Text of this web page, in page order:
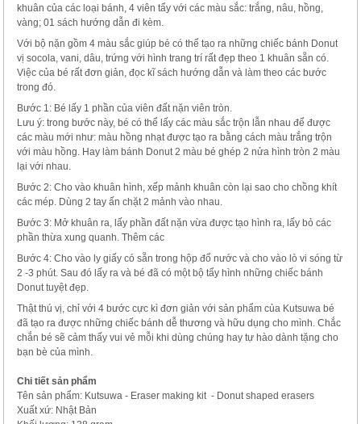
khuân của các loại bánh, 4 viên tẩy với các màu sắc: trắng, nâu, hồng,
vàng; 01 sách hướng dẫn đi kèm.
Với bộ nặn gồm 4 màu sắc giúp bé có thể tạo ra những chiếc bánh Donut
vị socola, vani, dâu, trứng với hình trang trí rất đẹp theo 1 khuân sẵn có.
Việc của bé rất đơn giản, đọc kĩ sách hướng dẫn và làm theo các bước
trong đó.
Bước 1: Bé lấy 1 phần của viên đất nặn viên tròn.
Lưu ý: trong bước này, bé có thể lấy các màu sắc trộn lẫn nhau để được
các màu mới như: màu hồng nhạt được tạo ra bằng cách màu trắng trộn
với màu hồng. Hay làm bánh Donut 2 màu bé ghép 2 nửa hình tròn 2 màu
lại với nhau.
Bước 2: Cho vào khuân hình, xếp mảnh khuân còn lại sao cho chồng khít
các mép. Dùng 2 tay ấn chặt 2 mảnh vào nhau.
Bước 3: Mở khuân ra, lấy phần đất nặn vừa được tạo hình ra, lấy bỏ các
phần thừa xung quanh. Thêm các
Bước 4: Cho vào ly giấy có sẵn trong hộp đổ nước và cho vào lò vi sóng từ
2 -3 phút. Sau đó lấy ra và bé đã có một bộ tẩy hình những chiếc bánh
Donut tuyệt đẹp.
Thật thú vị, chỉ với 4 bước cực kì đơn giản với sản phẩm của Kutsuwa bé
đã tạo ra được những chiếc bánh dễ thương và hữu dụng cho mình. Chắc
chắn bé sẽ cảm thấy vui vẻ mỗi khi dùng chúng hay tự hào dành tặng cho
bạn bè của mình.
Chi tiết sản phẩm
Tên sản phẩm: Kutsuwa - Eraser making kit - Donut shaped erasers
Xuất xứ: Nhật Bản